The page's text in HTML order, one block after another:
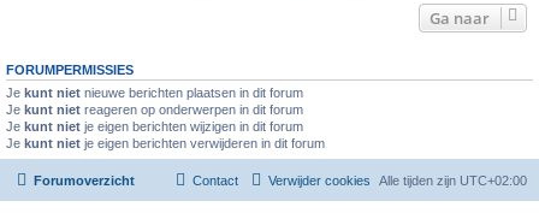
Ga naar
FORUMPERMISSIES
Je kunt niet nieuwe berichten plaatsen in dit forum
Je kunt niet reageren op onderwerpen in dit forum
Je kunt niet je eigen berichten wijzigen in dit forum
Je kunt niet je eigen berichten verwijderen in dit forum
Forumoverzicht Alle tijden zijn UTC+02:00
Verwijder cookies
Contact